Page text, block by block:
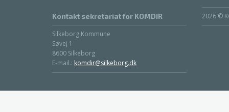
Kontakt sekretariat for KOMDIR
Silkeborg Kommune
Søvej 1
8600 Silkeborg
E-mail.: komdir@silkeborg.dk
2026 ©